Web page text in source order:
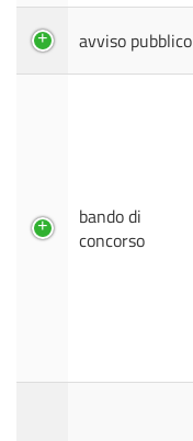
avviso pubblico
bando di
concorso